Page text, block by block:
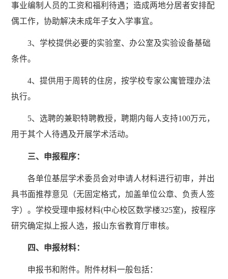
事业编制人员的工资和福利待遇；造成两地分居者安排配
偶工作，协助解决未成年子女入学事宜。
3、学校提供必要的实验室、办公室及实验设备基础
条件。
4、提供用于周转的住房，按学校专家公寓管理办法
执行。
5、选聘的兼职特聘教授，聘期内每人支持100万元，
用于其个人待遇及开展学术活动。
三、申报程序：
各单位基层学术委员会对申请人材料进行初审，并出
具书面推荐意见（无固定格式，加盖单位公章、负责人签
字）。学校受理申报材料(中心校区数学楼325室)，按程序
研究确定拟上报人选，报山东省教育厅审核。
四、申报材料：
申报书和附件。附件材料一般包括：